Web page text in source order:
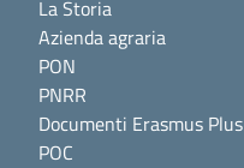
La Storia
Azienda agraria
PON
PNRR
Documenti Erasmus Plus
POC